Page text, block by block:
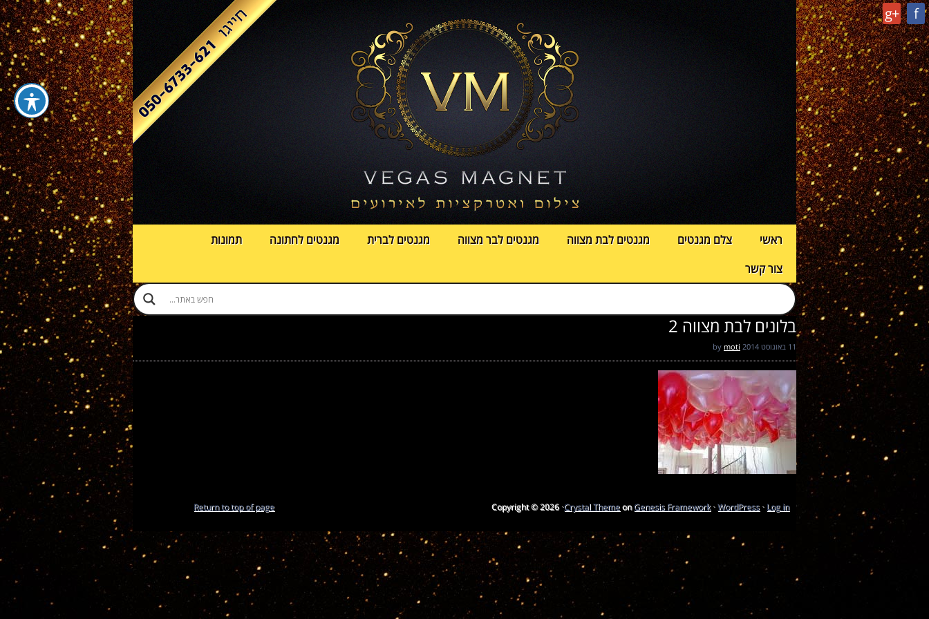
g+ f
ראשי צלם מגנטים מגנטים לבת מצווה מגנטים לבר מצווה מגנטים לברית מגנטים לחתונה
תמונות
צור קשר
בלונים לבת מצווה 2
11 באוגוסט 2014 moti
Return to top of page Copyright © 2026 ·Crystal ThemeonGenesis Framework·WordPress· Log in